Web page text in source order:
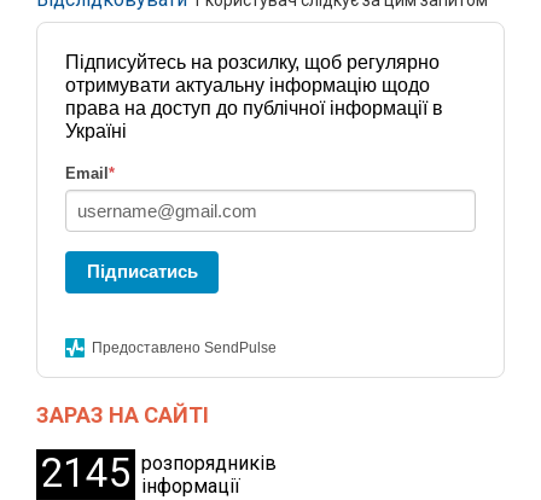
Підписуйтесь на розсилку, щоб регулярно
отримувати актуальну інформацію щодо
права на доступ до публічної інформації в
Україні
Email *
Підписатись
Предоставлено SendPulse
ЗАРАЗ НА САЙТІ
2145 розпорядників
інформації